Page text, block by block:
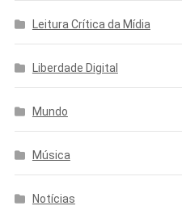
Leitura Crítica da Mídia
Liberdade Digital
Mundo
Música
Notícias